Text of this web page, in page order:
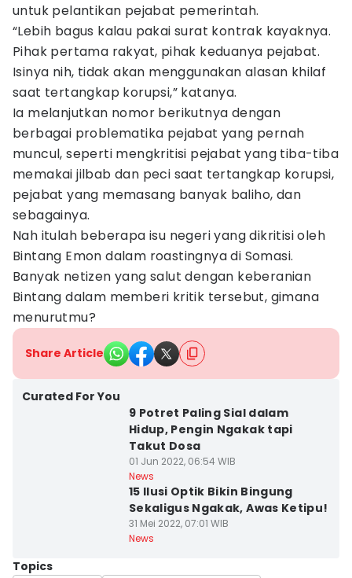
untuk pelantikan pejabat pemerintah.
“Lebih bagus kalau pakai surat kontrak kayaknya.
Pihak pertama rakyat, pihak keduanya pejabat.
Isinya nih, tidak akan menggunakan alasan khilaf
saat tertangkap korupsi,” katanya.
Ia melanjutkan nomor berikutnya dengan
berbagai problematika pejabat yang pernah
muncul, seperti mengkritisi pejabat yang tiba-tiba
memakai jilbab dan peci saat tertangkap korupsi,
pejabat yang memasang banyak baliho, dan
sebagainya.
Nah itulah beberapa isu negeri yang dikritisi oleh
Bintang Emon dalam roastingnya di Somasi.
Banyak netizen yang salut dengan keberanian
Bintang dalam memberi kritik tersebut, gimana
menurutmu?
Share Article
Curated For You
9 Potret Paling Sial dalam
Hidup, Pengin Ngakak tapi
Takut Dosa
01 Jun 2022, 06:54 WIB
News
15 Ilusi Optik Bikin Bingung
Sekaligus Ngakak, Awas Ketipu!
31 Mei 2022, 07:01 WIB
News
Topics